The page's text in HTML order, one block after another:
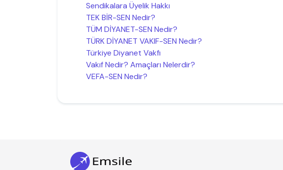
Sendikalara Üyelik Hakkı
TEK BİR-SEN Nedir?
TÜM DİYANET-SEN Nedir?
TÜRK DİYANET VAKIF-SEN Nedir?
Türkiye Diyanet Vakfı
Vakıf Nedir? Amaçları Nelerdir?
VEFA-SEN Nedir?